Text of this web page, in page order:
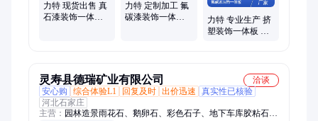
力特 现货出售 真
石漆装饰一体板
力特 定制加工 氟
碳漆装饰一体板
力特 专业生产 挤
塑装饰一体板 天
灵寿县德瑞矿业有限公司
洽谈
安心购
综合体验L1 回复及时 出价迅速
真实性已核验
河北石家庄
主营： 园林造景雨花石、鹅卵石、彩色石子、地下车库胶粘石骨